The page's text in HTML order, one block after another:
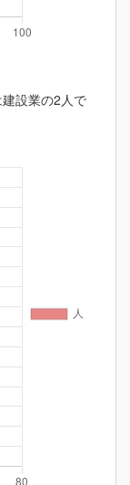
設業の2人で